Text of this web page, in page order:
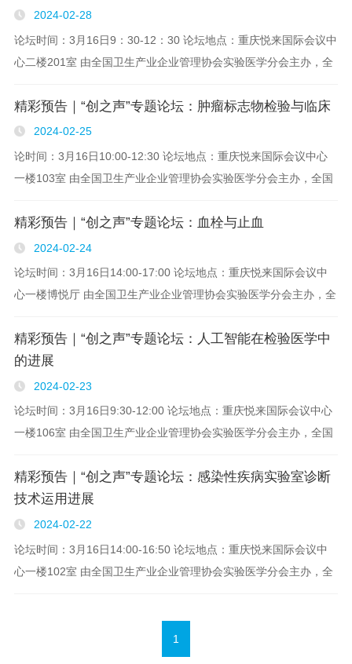
2024-02-28
论坛时间：3月16日9：30-12：30 论坛地点：重庆悦来国际会议中
心二楼201室 由全国卫生产业企业管理协会实验医学分会主办，全
院..
精彩预告｜“创之声”专题论坛：肿瘤标志物检验与临床
2024-02-25
论时间：3月16日10:00-12:30 论坛地点：重庆悦来国际会议中心
一楼103室 由全国卫生产业企业管理协会实验医学分会主办，全国
院、VIEW期刊协办的第..
精彩预告｜“创之声”专题论坛：血栓与止血
2024-02-24
论坛时间：3月16日14:00-17:00 论坛地点：重庆悦来国际会议中
心一楼博悦厅 由全国卫生产业企业管理协会实验医学分会主办，全
院、VIEW期..
精彩预告｜“创之声”专题论坛：人工智能在检验医学中
的进展
2024-02-23
论坛时间：3月16日9:30-12:00 论坛地点：重庆悦来国际会议中心
一楼106室 由全国卫生产业企业管理协会实验医学分会主办，全国
院、VIEW期刊协办的..
精彩预告｜“创之声”专题论坛：感染性疾病实验室诊断
技术运用进展
2024-02-22
论坛时间：3月16日14:00-16:50 论坛地点：重庆悦来国际会议中
心一楼102室 由全国卫生产业企业管理协会实验医学分会主办，全
1